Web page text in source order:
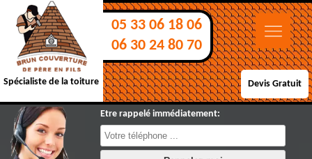
Spécialiste de la toiture
05 33 06 18 06
06 30 24 80 70
Devis Gratuit
Etre rappelé immédiatement: